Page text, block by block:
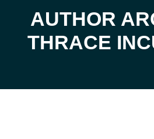
AUTHOR
THRACE